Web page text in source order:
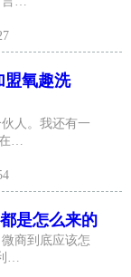
盟氧趣洗
人。我还有一
…
是怎么来的
商到底应该怎
…